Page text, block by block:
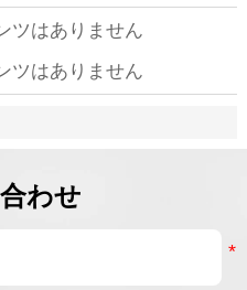
ツはありません
ツはありません
わせ